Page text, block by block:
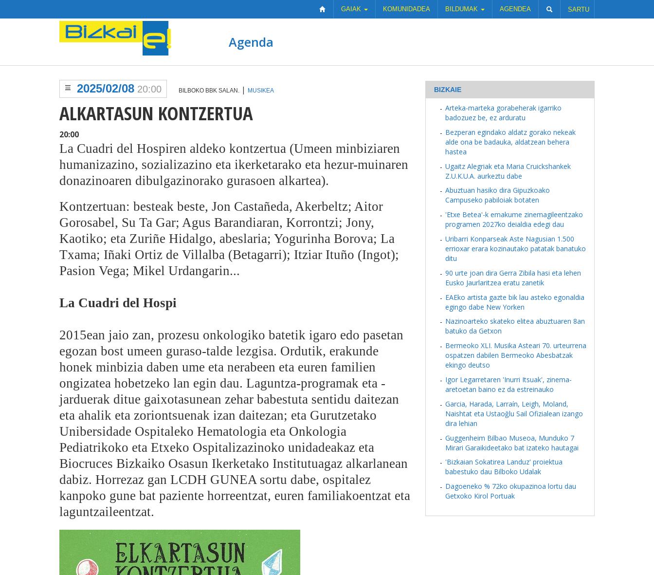
GAIAK KOMUNIDADEA BILDUMAK AGENDEA SARTU
Agenda
2025/02/08 20:00 BILBOKO BBK SALAN. | MUSIKEA
ALKARTASUN KONTZERTUA
20:00
La Cuadri del Hospiren aldeko kontzertua (Umeen minbiziaren
humanizazino, sozializazino eta ikerketarako eta hezur-muinaren
donazinoaren dibulgazinorako gurasoen alkartea).
Kontzertuan: besteak beste, Jon Castañeda, Akerbeltz; Aitor
Gorosabel, Su Ta Gar; Agus Barandiaran, Korrontzi; Jony,
Kaotiko; eta Zuriñe Hidalgo, abeslaria; Yogurinha Borova; La
Txama; Iñaki Ortiz de Villalba (Betagarri); Itziar Ituño (Ingot);
Pasion Vega; Mikel Urdangarin...
La Cuadri del Hospi
2015ean jaio zan, prozesu onkologiko batetik igaro edo pasetan
egozan bost umeen guraso-talde lezgisa. Ordutik, erakunde
honek minbizia daben ume eta nerabeen eta euren familien
ongizatea hobetzeko lan egin dau. Laguntza-programak eta -
jarduerak ditue gaixotasunean zehar babestuta sentidu daitezan
eta ahalik eta zoriontsuenak izan daitezan; eta Gurutzetako
Unibersidade Ospitaleko Hematologia eta Onkologia
Pediatrikoko eta Etxeko Ospitalizazinoko unidadeakaz eta
Biocruces Bizkaiko Osasun Ikerketako Institutuagaz alkarlanean
dabiz. Horrezaz gan LCDH GUNEA sortu dabe, ospitalez
kanpoko gune bat paziente horreentzat, euren familiakoentzat eta
laguntzaileentzat.
BIZKAIE
Arteka-marteka gorabeherak igarriko
badozuez be, ez arduratu
Bezperan egindako aldatz gorako nekeak
alde ona be badauka, aldatzean behera
hastea
Ugaitz Alegriak eta Maria Cruickshankek
Z.U.K.U.A. aurkeztu dabe
Abuztuan hasiko dira Gipuzkoako
Campuseko pabiloiak botaten
'Etxe Betea'-k emakume zinemagileentzako
programen 2027ko deialdia edegi dau
Uribarri Konparseak Aste Nagusian 1.500
errioxar erara kozinautako patatak banatuko
ditu
90 urte joan dira Gerra Zibila hasi eta lehen
Eusko Jaurlaritzea eratu zanetik
EAEko artista gazte bik lau asteko egonaldia
egingo dabe New Yorken
Nazinoarteko skateko elitea abuztuaren 8an
batuko da Getxon
Bermeoko XLI. Musika Asteari 70. urteurrena
ospatzen dabilen Bermeoko Abesbatzak
ekingo deutso
Igor Legarretaren 'Inurri Itsuak', zinema-
aretoetan baino ez da estreinauko
Garcia, Harada, Larraín, Leigh, Moland,
Naishtat eta Ustaoğlu Sail Ofizialean izango
dira lehian
Guggenheim Bilbao Museoa, Munduko 7
Mirari Garaikideetako bat izateko hautagai
'Bizkaian Sokatirea Landuz' proiektua
babestuko dau Bilboko Udalak
Dagoeneko % 72ko okupazinoa lortu dau
Getxoko Kirol Portuak